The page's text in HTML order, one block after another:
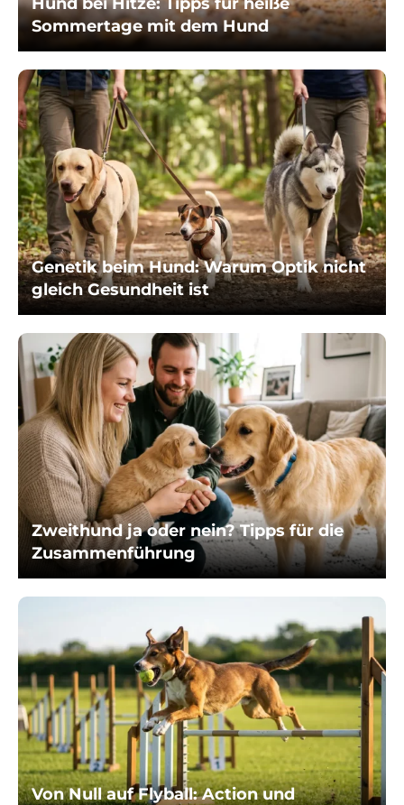
Sommertage mit dem Hund
Genetik beim Hund: Warum Optik nicht
gleich Gesundheit ist
Zweithund ja oder nein? Tipps für die
Zusammenführung
Von Null auf Flyball: Action und